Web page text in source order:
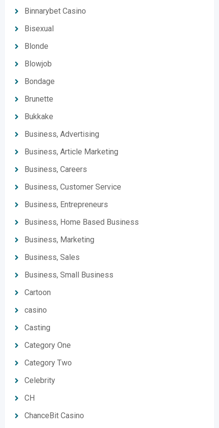
Binnarybet Casino
Bisexual
Blonde
Blowjob
Bondage
Brunette
Bukkake
Business, Advertising
Business, Article Marketing
Business, Careers
Business, Customer Service
Business, Entrepreneurs
Business, Home Based Business
Business, Marketing
Business, Sales
Business, Small Business
Cartoon
casino
Casting
Category One
Category Two
Celebrity
CH
ChanceBit Casino